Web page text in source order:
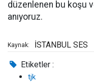
düzenlenen bu koşu
anıyoruz.
Kaynak: İSTANBUL SES
Etiketler :
tjk